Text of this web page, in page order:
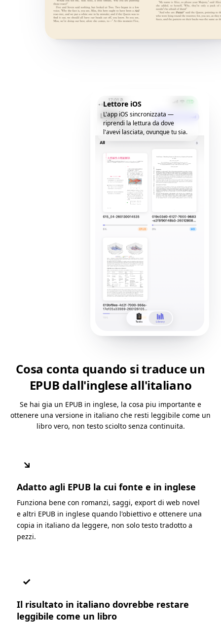
Lettore iOS
L'app iOS sincronizzata —
riprendi la lettura da dove
l'avevi lasciata, ovunque tu sia.
Cosa conta quando si traduce un
EPUB dall'inglese all'italiano
Se hai gia un EPUB in inglese, la cosa piu importante e
ottenere una versione in italiano che resti leggibile come un
libro vero, non testo sciolto senza continuita.
↘
Adatto agli EPUB la cui fonte e in inglese
Funziona bene con romanzi, saggi, export di web novel
e altri EPUB in inglese quando l'obiettivo e ottenere una
copia in italiano da leggere, non solo testo tradotto a
pezzi.
✓
Il risultato in italiano dovrebbe restare
leggibile come un libro